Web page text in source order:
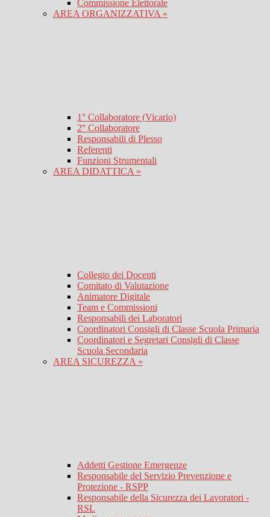
Commissione Elettorale
AREA ORGANIZZATIVA »
1° Collaboratore (Vicario)
2° Collaboratore
Responsabili di Plesso
Referenti
Funzioni Strumentali
AREA DIDATTICA »
Collegio dei Docenti
Comitato di Valutazione
Animatore Digitale
Team e Commissioni
Responsabili dei Laboratori
Coordinatori Consigli di Classe Scuola Primaria
Coordinatori e Segretari Consigli di Classe
Scuola Secondaria
AREA SICUREZZA »
Addetti Gestione Emergenze
Responsabile del Servizio Prevenzione e
Protezione - RSPP
Responsabile della Sicurezza dei Lavoratori -
RSL